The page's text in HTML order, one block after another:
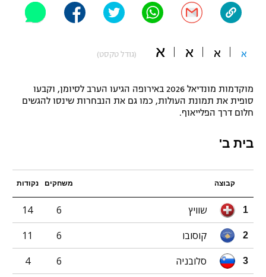
"מחצית בשכונה" – פודקאסט
משתתפים וזוכים בפרסים
תקנון משתתפים וזוכים בפרסים
תקנון עבור פעילות אלקטרה
תקנון עבור פעילות ספורט 1 – "מרלן"
טניס
גיימינג E-Sports
מדיניות פרטיות
תקנון פעילות ספורט 1
אופניים
ספורט מוטורי
פוטבול אמריקאי NFL
בייסבול MLB
אומנויות לחימה
גיימינג E-Sports
א א א א (גודל טקסט)
מוקדמות מונדיאל 2026 באירופה הגיעו הערב לסיומן, וקבעו
סופית את תמונת העולות, כמו גם את הנבחרות שינסו להגשים
חלום דרך הפלייאוף.
בית ב'
קבוצה משחקים נקודות
1 שוויץ 6
14
2 קוסובו 6
11
3 סלובניה 6
4